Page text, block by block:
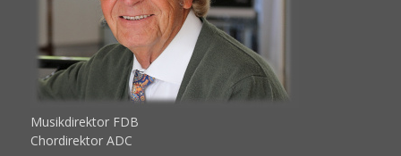
Musikdirektor FDB
Chordirektor ADC